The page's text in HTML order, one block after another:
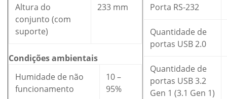
Altura do
conjunto (com
suporte)
233 mm
Condições ambientais
Humidade de não
funcionamento
10 –
95%
Porta RS-232
Quantidade de
portas USB 2.0
Quantidade de
portas USB 3.2
Gen 1 (3.1 Gen 1)